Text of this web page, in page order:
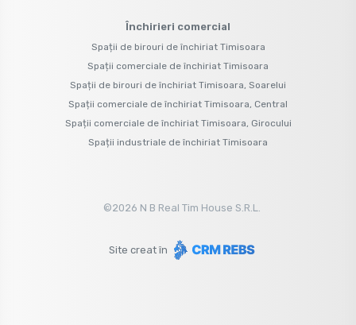
Închirieri comercial
Spații de birouri de închiriat Timisoara
Spații comerciale de închiriat Timisoara
Spații de birouri de închiriat Timisoara, Soarelui
Spații comerciale de închiriat Timisoara, Central
Spații comerciale de închiriat Timisoara, Girocului
Spații industriale de închiriat Timisoara
©2026 N B Real Tim House S.R.L.
Site creat în